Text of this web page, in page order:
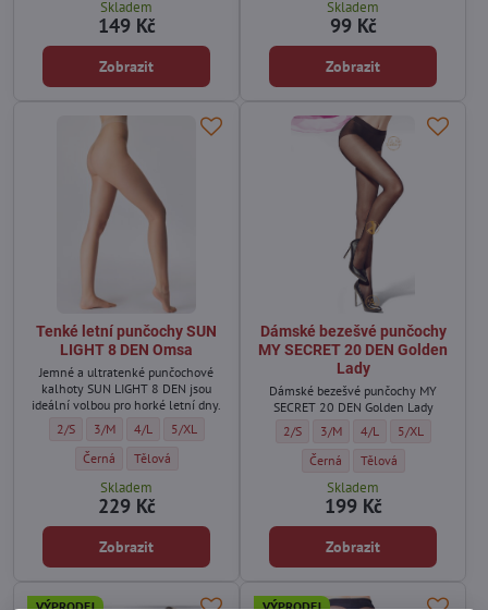
Skladem
149 Kč
Zobrazit
Skladem
99 Kč
Zobrazit
Tenké letní punčochy SUN
LIGHT 8 DEN Omsa
Jemné a ultratenké punčochové
kalhoty SUN LIGHT 8 DEN jsou
ideální volbou pro horké letní dny.
Tenké letní punčochy SUN LIGHT 8 DEN Omsa - Velikost:
2/S Tenké letní punčochy SUN LIGHT 8 DEN Omsa - Velikost:
3/M Tenké letní punčochy SUN LIGHT 8 DEN Omsa - Velikost:
4/L Tenké letní punčochy SUN LIGHT 8 DEN Omsa - Velikost:
5/XL
Tenké letní punčochy SUN LIGHT 8 DEN Omsa - Barva:
Černá Tenké letní punčochy SUN LIGHT 8 DEN Omsa - Barva:
Tělová
Skladem
229 Kč
Zobrazit
Dámské bezešvé punčochy
MY SECRET 20 DEN Golden
Lady
Dámské bezešvé punčochy MY
SECRET 20 DEN Golden Lady
Dámské bezešvé punčochy MY
2/S Dámské bezešvé punčochy
3/M Dámské bezešvé
4/L Dámské
5/XL
Dámské bezešvé punčochy MY
Černá Dámské bezešvé
Tělová
Skladem
199 Kč
Zobrazit
VÝPRODEJ VÝPRODEJ